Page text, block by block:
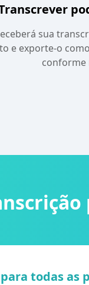
sua
e exporte-o como
conforme
todas as